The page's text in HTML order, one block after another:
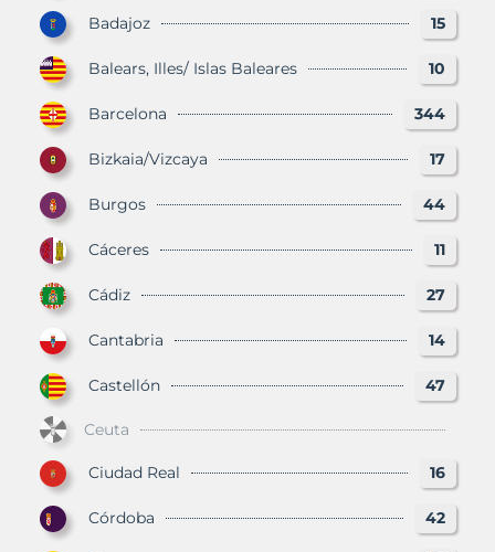
Badajoz 15
Balears, Illes/ Islas Baleares 10
Barcelona 344
Bizkaia/Vizcaya 17
Burgos 44
Cáceres 11
Cádiz 27
Cantabria 14
Castellón 47
Ceuta
Ciudad Real 16
Córdoba 42